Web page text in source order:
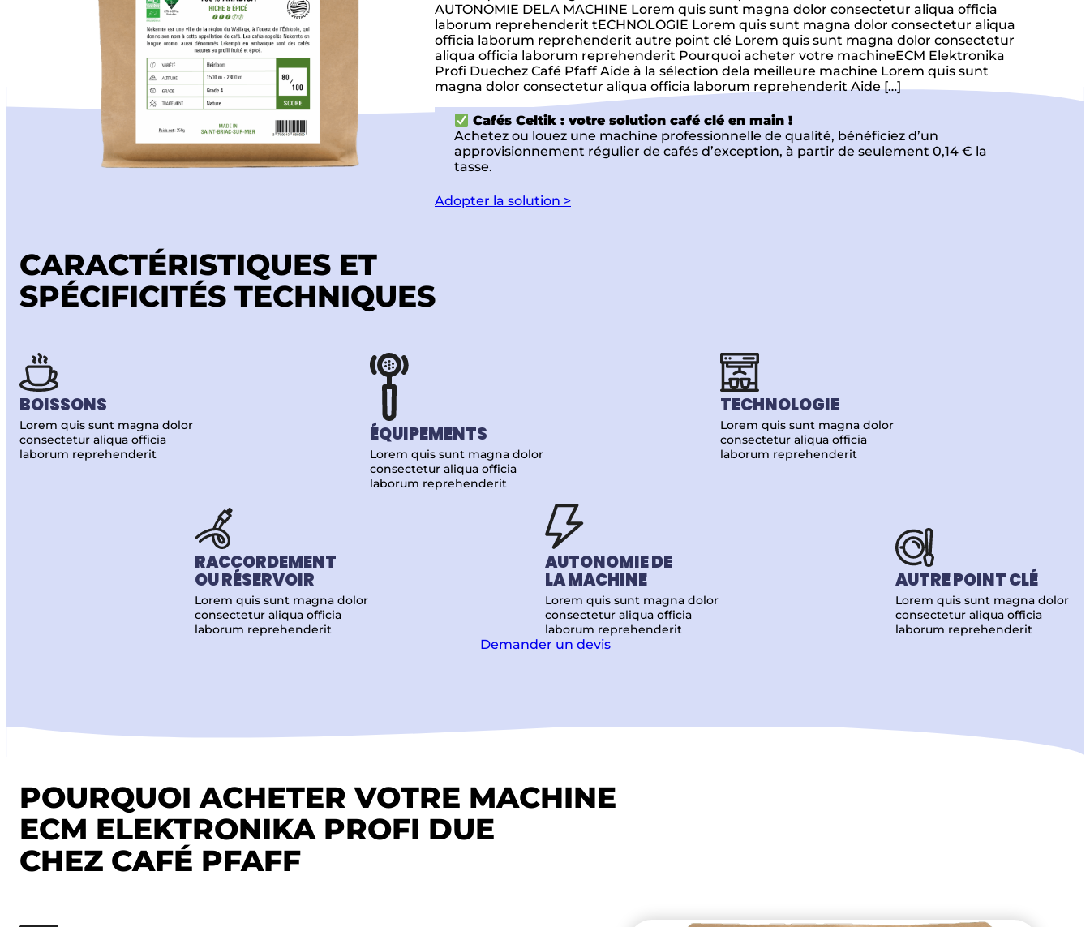
Découvrir l’offre clé en mainCatalogue café
AUTONOMIE DELA MACHINE Lorem quis sunt magna dolor consectetur aliqua officia
laborum reprehenderit tECHNOLOGIE Lorem quis sunt magna dolor consectetur aliqua
officia laborum reprehenderit autre point clé Lorem quis sunt magna dolor consectetur
aliqua officia laborum reprehenderit Pourquoi acheter votre machineECM Elektronika
Profi Duechez Café Pfaff Aide à la sélection dela meilleure machine Lorem quis sunt
magna dolor consectetur aliqua officia laborum reprehenderit Aide […]
Cafés Celtik : votre solution café clé en main !
Achetez ou louez une machine professionnelle de qualité, bénéficiez d’un
approvisionnement régulier de cafés d’exception, à partir de seulement 0,14 € la
tasse.
Adopter la solution >
CARACTÉRISTIQUES ET
SPÉCIFICITÉS TECHNIQUES
BOISSONS
Lorem quis sunt magna dolor
consectetur aliqua officia
laborum reprehenderit
RACCORDEMENT
OU RÉSERVOIR
Lorem quis sunt magna dolor
consectetur aliqua officia
laborum reprehenderit
ÉQUIPEMENTS
Lorem quis sunt magna dolor
consectetur aliqua officia
laborum reprehenderit
AUTONOMIE DE
LA MACHINE
Lorem quis sunt magna dolor
consectetur aliqua officia
laborum reprehenderit
TECHNOLOGIE
Lorem quis sunt magna dolor
consectetur aliqua officia
laborum reprehenderit
AUTRE POINT CLÉ
Lorem quis sunt magna dolor
consectetur aliqua officia
laborum reprehenderit
Demander un devis
POURQUOI ACHETER VOTRE MACHINE
ECM ELEKTRONIKA PROFI DUE
CHEZ CAFÉ PFAFF